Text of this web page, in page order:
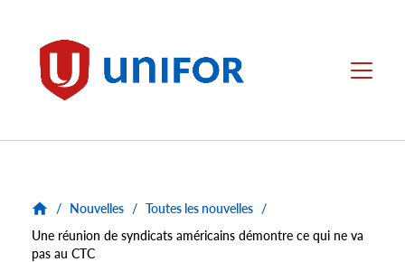
Unifor Menu
/ Nouvelles / Toutes les nouvelles /
Une réunion de syndicats américains démontre ce qui ne va
pas au CTC